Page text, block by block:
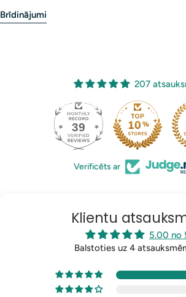
Brīdinājumi
207
39
Verificēts ar
Klientu
5.00 no
Balstoties uz 4